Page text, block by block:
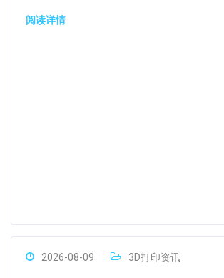
阅读详情
2026-08-09 3D打印资讯